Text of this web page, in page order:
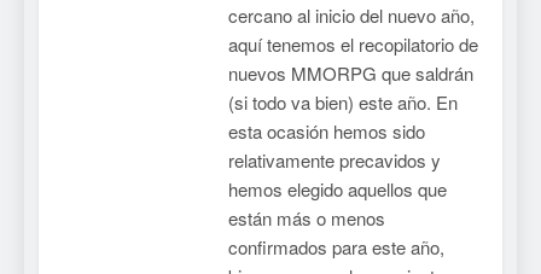
cercano al inicio del nuevo año,
aquí tenemos el recopilatorio de
nuevos MMORPG que saldrán
(si todo va bien) este año. En
esta ocasión hemos sido
relativamente precavidos y
hemos elegido aquellos que
están más o menos
confirmados para este año,